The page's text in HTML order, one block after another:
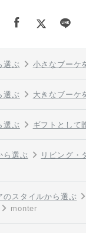
選ぶ 小さなブーケ
選ぶ 大きなブーケ
選ぶ ギフトとして
ら選ぶ
リビング・
のスタイルから選ぶ
monter